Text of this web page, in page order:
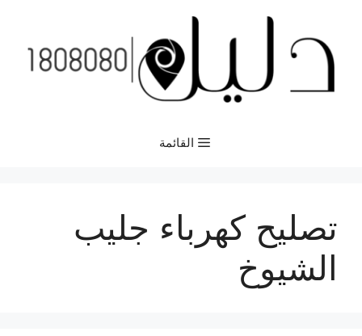
المحتوى
القائمة
تصليح كهرباء جليب
الشيوخ